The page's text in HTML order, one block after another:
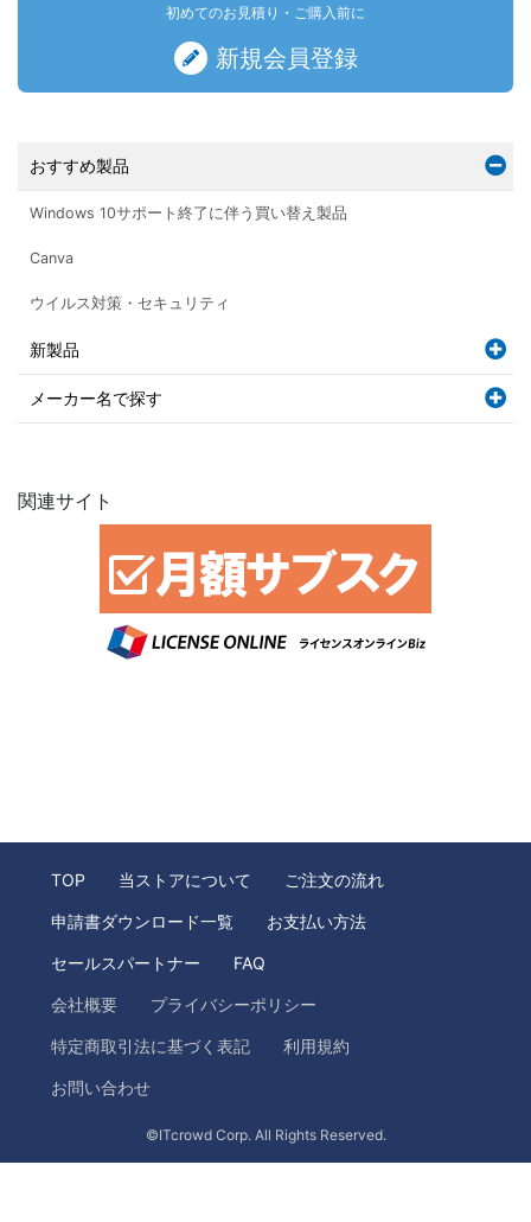
初めてのお見積り・ご購入前に
新規会員登録
おすすめ製品
Windows 10サポート終了に伴う買い替え製品
Canva
ウイルス対策・セキュリティ
新製品
メーカー名で探す
関連サイト
TOP 当ストアについて ご注文の流れ
申請書ダウンロード一覧 お支払い方法
セールスパートナー FAQ
会社概要 プライバシーポリシー
特定商取引法に基づく表記 利用規約
お問い合わせ
©ITcrowd Corp. All Rights Reserved.